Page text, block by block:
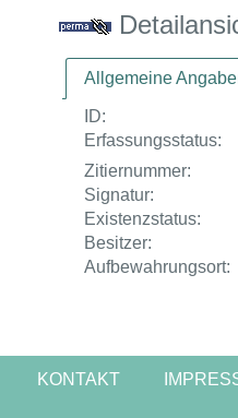
Allgemeine
ID:
Erfassungsstatus:
Zitiernummer:
Signatur:
Existenzstatus:
Besitzer:
Aufbewahrungsort:
KONTAKT